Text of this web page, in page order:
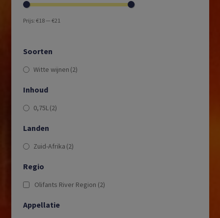
Prijs: €18— €21
Soorten
Witte wijnen (2)
Inhoud
0,75L(2)
Landen
Zuid-Afrika (2)
Regio
Olifants River Region (2)
Appellatie